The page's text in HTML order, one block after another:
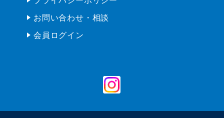
copyright ©Nesuc-IIDA All Rights Reserved.